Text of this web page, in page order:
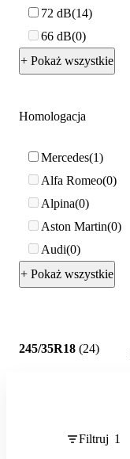
72 dB 14
66 dB 0
+ Pokaż wszystkie
Homologacja
Mercedes 1
Alfa Romeo 0
Alpina 0
Aston Martin 0
Audi 0
+ Pokaż wszystkie
245/35R18 (24)
Filtruj 1